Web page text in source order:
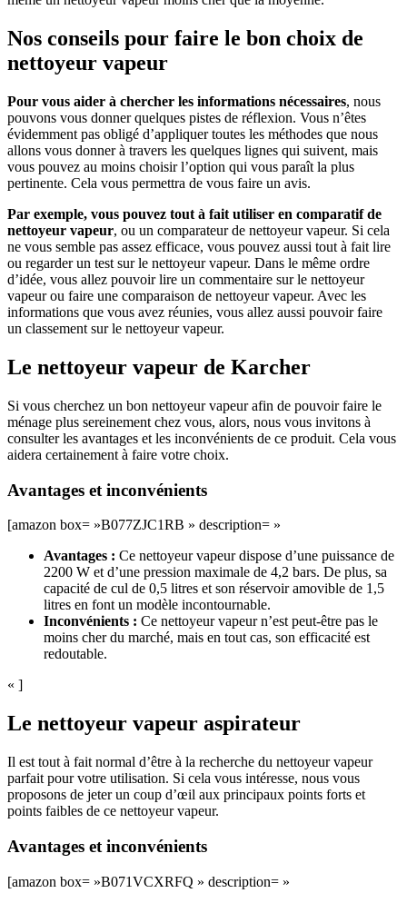
Nos conseils pour faire le bon choix de
nettoyeur vapeur
Pour vous aider à chercher les informations nécessaires, nous
pouvons vous donner quelques pistes de réflexion. Vous n’êtes
évidemment pas obligé d’appliquer toutes les méthodes que nous
allons vous donner à travers les quelques lignes qui suivent, mais
vous pouvez au moins choisir l’option qui vous paraît la plus
pertinente. Cela vous permettra de vous faire un avis.
Par exemple, vous pouvez tout à fait utiliser en comparatif de
nettoyeur vapeur, ou un comparateur de nettoyeur vapeur. Si cela
ne vous semble pas assez efficace, vous pouvez aussi tout à fait lire
ou regarder un test sur le nettoyeur vapeur. Dans le même ordre
d’idée, vous allez pouvoir lire un commentaire sur le nettoyeur
vapeur ou faire une comparaison de nettoyeur vapeur. Avec les
informations que vous avez réunies, vous allez aussi pouvoir faire
un classement sur le nettoyeur vapeur.
Le nettoyeur vapeur de Karcher
Si vous cherchez un bon nettoyeur vapeur afin de pouvoir faire le
ménage plus sereinement chez vous, alors, nous vous invitons à
consulter les avantages et les inconvénients de ce produit. Cela vous
aidera certainement à faire votre choix.
Avantages et inconvénients
[amazon box= »B077ZJC1RB » description= »
Avantages : Ce nettoyeur vapeur dispose d’une puissance de
2200 W et d’une pression maximale de 4,2 bars. De plus, sa
capacité de cul de 0,5 litres et son réservoir amovible de 1,5
litres en font un modèle incontournable.
Inconvénients : Ce nettoyeur vapeur n’est peut-être pas le
moins cher du marché, mais en tout cas, son efficacité est
redoutable.
« ]
Le nettoyeur vapeur aspirateur
Il est tout à fait normal d’être à la recherche du nettoyeur vapeur
parfait pour votre utilisation. Si cela vous intéresse, nous vous
proposons de jeter un coup d’œil aux principaux points forts et
points faibles de ce nettoyeur vapeur.
Avantages et inconvénients
[amazon box= »B071VCXRFQ » description= »